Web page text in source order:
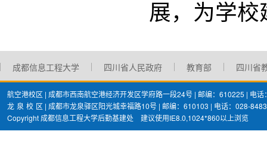
展，为学
成都信息工程大学 四川省人民政府 教育部 四川省
航空港校区 | 成都市西南航空港经济开发区学府路一段24号 | 邮编：610225 | 电
龙 泉 校 区 | 成都市龙泉驿区阳光城幸福路10号 | 邮编：610103 | 电话：028-
Copyright 成都信息工程大学后勤基建处 建议使用IE8.0,1024*860以上浏览